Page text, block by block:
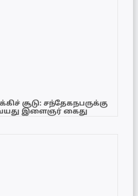
சூடு: சந்தேகநபருக்கு
இளைஞர் கைது